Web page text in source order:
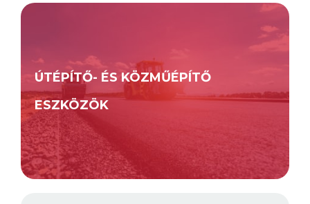
ÚTÉPÍTŐ- ÉS KÖZMŰÉPÍTŐ
ESZKÖZÖK